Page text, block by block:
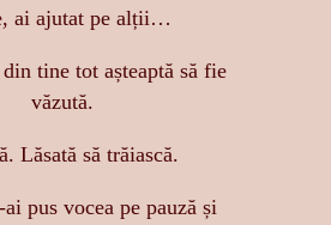
ai ajutat pe alții…
tine tot așteaptă să fie
văzută.
Lăsată să trăiască.
pus vocea pe pauză și